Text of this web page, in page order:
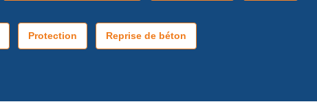
Protection Reprise de béton